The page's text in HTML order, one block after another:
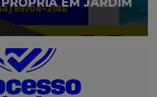
EM JARDIM